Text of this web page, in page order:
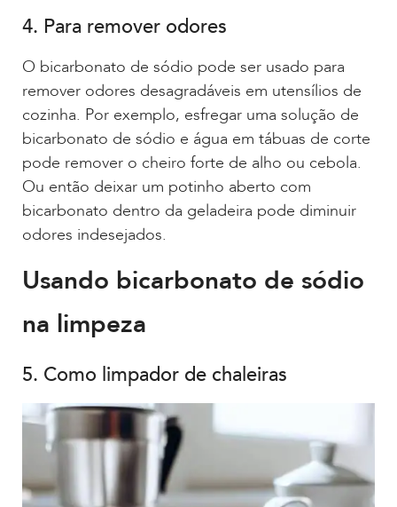
4. Para remover odores
O bicarbonato de sódio pode ser usado para
remover odores desagradáveis em utensílios de
cozinha. Por exemplo, esfregar uma solução de
bicarbonato de sódio e água em tábuas de corte
pode remover o cheiro forte de alho ou cebola.
Ou então deixar um potinho aberto com
bicarbonato dentro da geladeira pode diminuir
odores indesejados.
Usando bicarbonato de sódio
na limpeza
5. Como limpador de chaleiras